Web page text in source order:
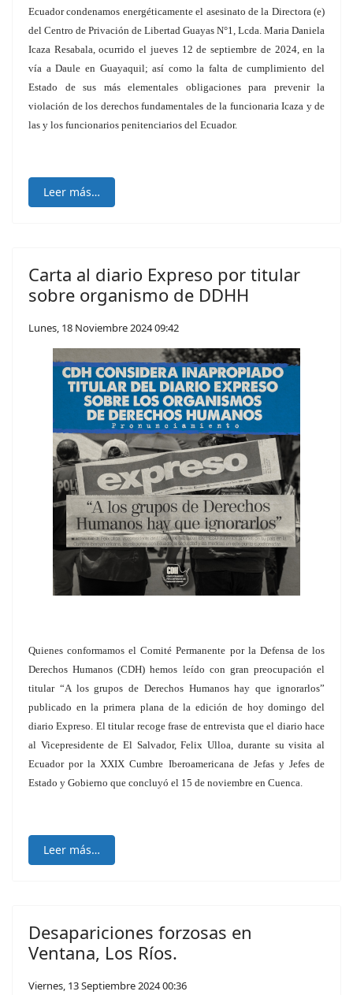
Ecuador condenamos energéticamente el asesinato de la Directora (e)
del Centro de Privación de Libertad Guayas N°1, Lcda. Maria Daniela
Icaza Resabala, ocurrido el jueves 12 de septiembre de 2024, en la
vía a Daule en Guayaquil; así como la falta de cumplimiento del
Estado de sus más elementales obligaciones para prevenir la
violación de los derechos fundamentales de la funcionaria Icaza y de
las y los funcionarios penitenciarios del Ecuador.
Leer más…
Carta al diario Expreso por titular
sobre organismo de DDHH
Lunes, 18 Noviembre 2024 09:42
Quienes conformamos el Comité Permanente por la Defensa de los
Derechos Humanos (CDH) hemos leído con gran preocupación el
titular “A los grupos de Derechos Humanos hay que ignorarlos”
publicado en la primera plana de la edición de hoy domingo del
diario Expreso. El titular recoge frase de entrevista que el diario hace
al Vicepresidente de El Salvador, Felix Ulloa, durante su visita al
Ecuador por la XXIX Cumbre Iberoamericana de Jefas y Jefes de
Estado y Gobierno que concluyó el 15 de noviembre en Cuenca.
Leer más…
Desapariciones forzosas en
Ventana, Los Ríos.
Viernes, 13 Septiembre 2024 00:36